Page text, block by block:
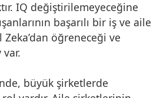
IQ değiştirilemeyeceğine
başarılı bir iş ve aile
öğreneceği ve
büyük şirketlerde